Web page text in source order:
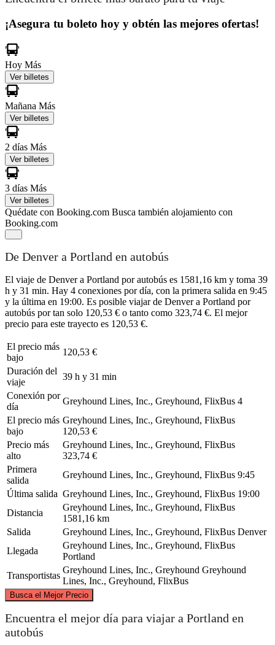
¡Asegura tu boleto hoy y obtén las mejores ofertas!
Hoy Más
Ver billetes
Mañana Más
Ver billetes
2 días Más
Ver billetes
3 días Más
Ver billetes
Quédate con Booking.com Busca también alojamiento con
Booking.com
De Denver a Portland en autobús
El viaje de Denver a Portland por autobús es 1581,16 km y toma 39
h y 31 min. Hay 4 conexiones por día, con la primera salida en 9:45
y la última en 19:00. Es posible viajar de Denver a Portland por
autobús por tan solo 120,53 € o tanto como 323,74 €. El mejor
precio para este trayecto es 120,53 €.
El precio más
bajo
120,53 €
Duración del
viaje
39 h y 31 min
Conexión por
día
Greyhound Lines, Inc., Greyhound, FlixBus 4
El precio más
bajo
Greyhound Lines, Inc., Greyhound, FlixBus
120,53 €
Precio más
alto
Greyhound Lines, Inc., Greyhound, FlixBus
323,74 €
Primera
salida
Greyhound Lines, Inc., Greyhound, FlixBus 9:45
Última salida Greyhound Lines, Inc., Greyhound, FlixBus 19:00
Distancia
Greyhound Lines, Inc., Greyhound, FlixBus
1581,16 km
Salida
Greyhound Lines, Inc., Greyhound, FlixBus Denver
Llegada
Greyhound Lines, Inc., Greyhound, FlixBus
Portland
Transportistas
Greyhound Lines, Inc., Greyhound Greyhound
Lines, Inc., Greyhound, FlixBus
Busca el Mejor Precio
Portland, OR
©CARTO, ©OpenStreetMap
Encuentra el mejor día para viajar a Portland en
autobús